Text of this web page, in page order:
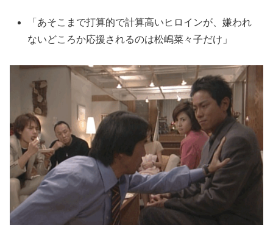
「あそこまで打算的で計算高いヒロインが、嫌われ
ないどころか応援されるのは松嶋菜々子だけ」